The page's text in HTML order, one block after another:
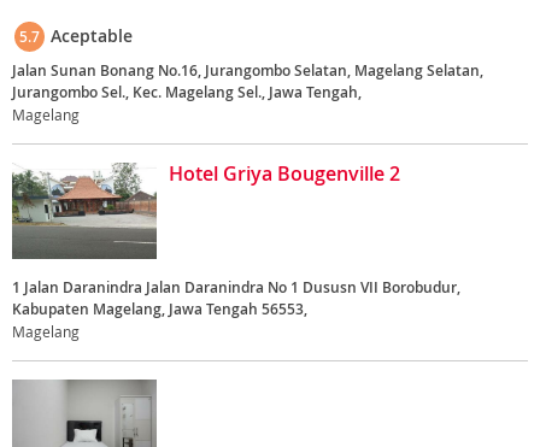
5.7 Aceptable
Jalan Sunan Bonang No.16, Jurangombo Selatan, Magelang Selatan,
Jurangombo Sel., Kec. Magelang Sel., Jawa Tengah,
Magelang
Hotel Griya Bougenville 2
1 Jalan Daranindra Jalan Daranindra No 1 Dususn VII Borobudur,
Kabupaten Magelang, Jawa Tengah 56553,
Magelang